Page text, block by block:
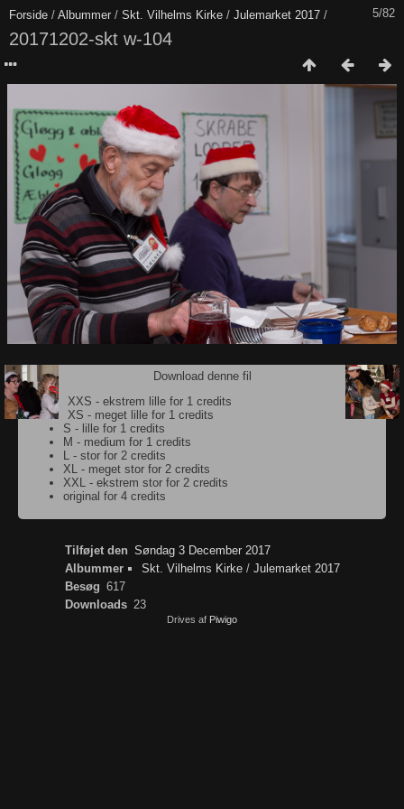
5/82
Forside / Albummer / Skt. Vilhelms Kirke / Julemarket 2017 /
20171202-skt w-104
Download denne fil
XXS - ekstrem lille for 1 credits
XS - meget lille for 1 credits
S - lille for 1 credits
M - medium for 1 credits
L - stor for 2 credits
XL - meget stor for 2 credits
XXL - ekstrem stor for 2 credits
original for 4 credits
Tilføjet den Søndag 3 December 2017
Albummer
Skt. Vilhelms Kirke/ Julemarket 2017
Besøg 617
Downloads 23
Drives af Piwigo